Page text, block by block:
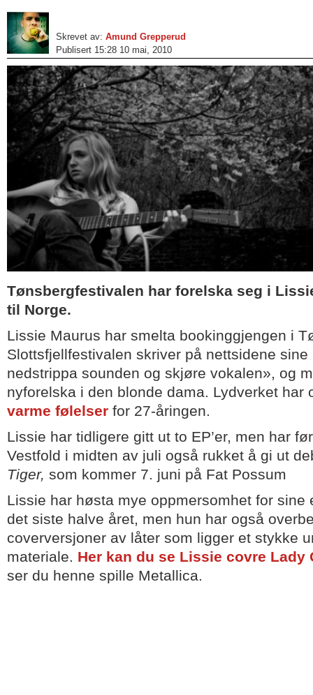
Skrevet av: Amund Grepperud
Publisert 15:28 10 mai, 2010
Tønsbergfestivalen har forelska seg i
til Norge.
Lissie Maurus har smelta bookinggjengen i
Slottsfjellfestivalen skriver på nettsidene
nedstrippa sounden og skjøre vokalen», og
nyforelska i den blonde dama. Lydverket har
varme følelser for 27-åringen.
Lissie har tidligere gitt ut to EP’er, men har
Vestfold i midten av juli også rukket å gi ut
Tiger, som kommer 7. juni på Fat Possum
Lissie har høsta mye oppmersomhet for sine
det siste halve året, men hun har også
coverversjoner av låter som ligger et stykke
materiale. Her kan du se Lissie covre Lady
ser du henne spille Metallica.